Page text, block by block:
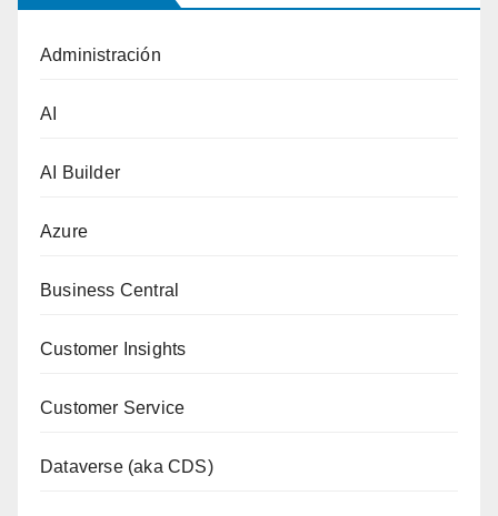
Administración
AI
AI Builder
Azure
Business Central
Customer Insights
Customer Service
Dataverse (aka CDS)